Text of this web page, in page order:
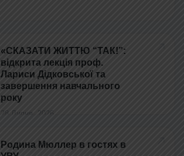
«СКАЗАТИ ЖИТТЮ “ТАК!”:
відкрита лекція проф.
Лариси Дідковської та
завершення навчального
року
28 Липня, 2026
Родина Мюллер в гостях в